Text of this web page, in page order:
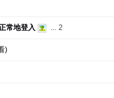
常地登入 ... 2
)